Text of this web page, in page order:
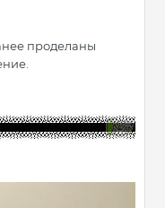
проделаны